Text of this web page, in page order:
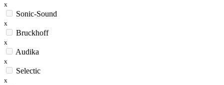
x
Sonic-Sound
x
Bruckhoff
x
Audika
x
Selectic
x